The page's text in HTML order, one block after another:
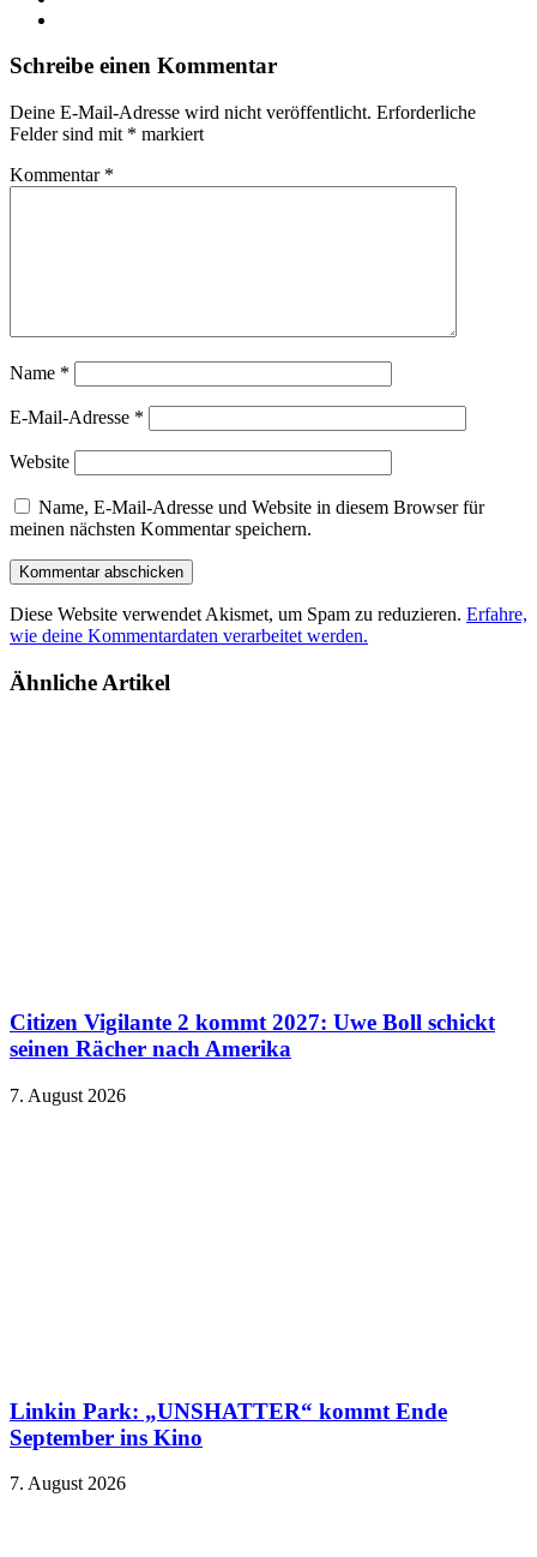
Schreibe einen Kommentar
Deine E-Mail-Adresse wird nicht veröffentlicht. Erforderliche
Felder sind mit * markiert
Kommentar *
Name *
E-Mail-Adresse *
Website
Name, E-Mail-Adresse und Website in diesem Browser für
meinen nächsten Kommentar speichern.
Diese Website verwendet Akismet, um Spam zu reduzieren. Erfahre,
wie deine Kommentardaten verarbeitet werden.
Ähnliche Artikel
Citizen Vigilante 2 kommt 2027: Uwe Boll schickt
seinen Rächer nach Amerika
7. August 2026
Linkin Park: „UNSHATTER“ kommt Ende
September ins Kino
7. August 2026